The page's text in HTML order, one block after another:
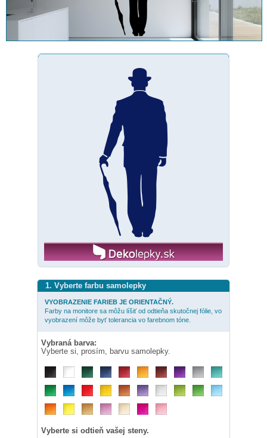
1. Vyberte farbu samolepky
VYOBRAZENIE FARIEB JE ORIENTAČNÝ.
Farby na monitore sa môžu líšiť od odtieňa skutočnej fólie, vo
vyobrazení môže byť tolerancia vo farebnom tóne.
Vybraná barva:
Vyberte si, prosím, barvu samolepky.
Vyberte si odtieň vašej steny.